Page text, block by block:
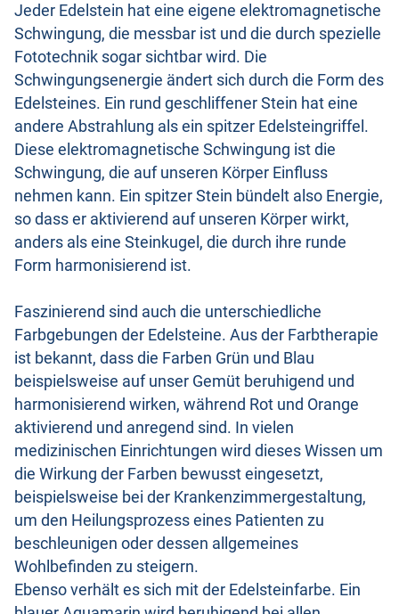
Jeder Edelstein hat eine eigene elektromagnetische
Schwingung, die messbar ist und die durch spezielle
Fototechnik sogar sichtbar wird. Die
Schwingungsenergie ändert sich durch die Form des
Edelsteines. Ein rund geschliffener Stein hat eine
andere Abstrahlung als ein spitzer Edelsteingriffel.
Diese elektromagnetische Schwingung ist die
Schwingung, die auf unseren Körper Einfluss
nehmen kann. Ein spitzer Stein bündelt also Energie,
so dass er aktivierend auf unseren Körper wirkt,
anders als eine Steinkugel, die durch ihre runde
Form harmonisierend ist.
Faszinierend sind auch die unterschiedliche
Farbgebungen der Edelsteine. Aus der Farbtherapie
ist bekannt, dass die Farben Grün und Blau
beispielsweise auf unser Gemüt beruhigend und
harmonisierend wirken, während Rot und Orange
aktivierend und anregend sind. In vielen
medizinischen Einrichtungen wird dieses Wissen um
die Wirkung der Farben bewusst eingesetzt,
beispielsweise bei der Krankenzimmergestaltung,
um den Heilungsprozess eines Patienten zu
beschleunigen oder dessen allgemeines
Wohlbefinden zu steigern.
Ebenso verhält es sich mit der Edelsteinfarbe. Ein